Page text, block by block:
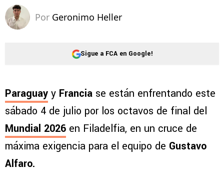
Por Geronimo Heller
Sigue a FCA en Google!
Paraguay y Francia se están enfrentando este
sábado 4 de julio por los octavos de final del
Mundial 2026 en Filadelfia, en un cruce de
máxima exigencia para el equipo de Gustavo
Alfaro.